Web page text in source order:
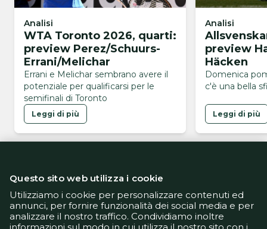
Analisi
WTA Toronto 2026, quarti:
preview Perez/Schuurs-
Errani/Melichar
Errani e Melichar sembrano avere il
potenziale per qualificarsi per le
semifinali di Toronto
Leggi di più
Analisi
preview
Häcken
Domenica
c'è una bella
Leggi di più
Informativa Privacy
Questo sito web utilizza i cookie
Utilizziamo i cookie per personalizzare contenuti ed
annunci, per fornire funzionalità dei social media e per
analizzare il nostro traffico. Condividiamo inoltre